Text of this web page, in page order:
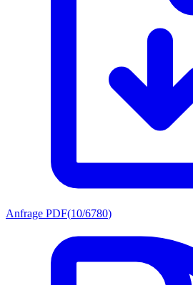
Anfrage PDF(10/6780)